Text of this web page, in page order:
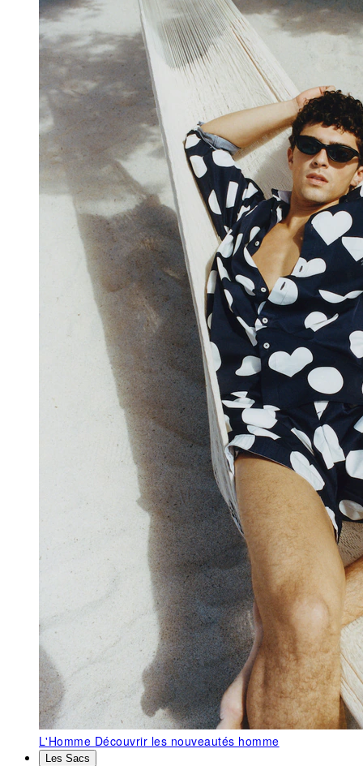
L'Homme Découvrir les nouveautés homme
Les Sacs